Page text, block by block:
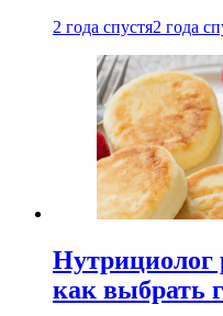
2 года спустя2 года
Нутрициолог
как выбрать